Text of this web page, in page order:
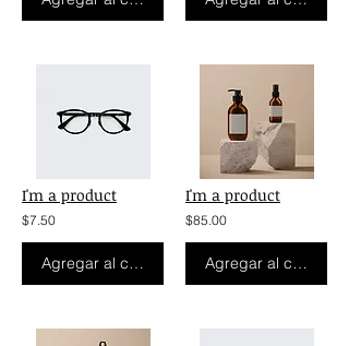
I'm a product
$7.50
Agregar al carrito
I'm a product
$85.00
Agregar al carrito